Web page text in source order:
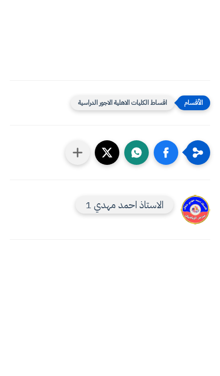
اقساط الكليات الاهلية الاجور الدراسية
الاستاذ احمد مهدي 1